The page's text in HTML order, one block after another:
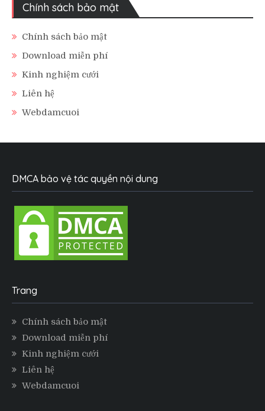
Chính sách bảo mật
Chính sách bảo mật
Download miễn phí
Kinh nghiệm cưới
Liên hệ
Webdamcuoi
DMCA bảo vệ tác quyền nội dung
Trang
Chính sách bảo mật
Download miễn phí
Kinh nghiệm cưới
Liên hệ
Webdamcuoi